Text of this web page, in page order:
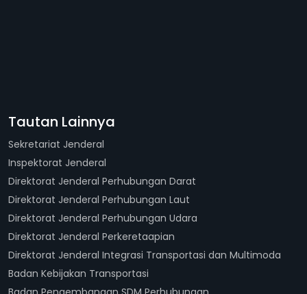
Tautan Lainnya
Sekretariat Jenderal
Inspektorat Jenderal
Direktorat Jenderal Perhubungan Darat
Direktorat Jenderal Perhubungan Laut
Direktorat Jenderal Perhubungan Udara
Direktorat Jenderal Perkeretaapian
Direktorat Jenderal Integrasi Transportasi dan Multimoda
Badan Kebijakan Transportasi